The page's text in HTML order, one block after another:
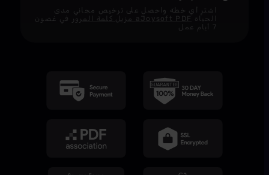
اشترِ أي خطة واحصل على ترخيص مجاني مدى
الحياةaJoysoft PDF مزيل كلمة المرور
في غضون